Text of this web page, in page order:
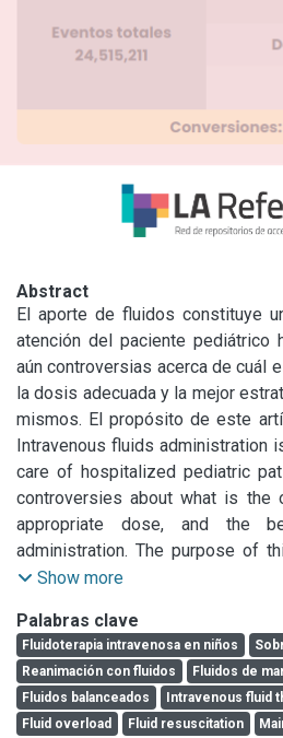
Abstract
El aporte de fluidos constituye
atención del paciente pediátrico
aún controversias acerca de cuál
la dosis adecuada y la mejor
mismos. El propósito de este
brindar al médico que se
áreas de la internación
terapéuticos que lo ayuden
pacientes que por diversos
administración de fluidos
de utilizar cristaloides en la
isotónicas balanceadas para la
y el aporte de fluidos de
dosis y a la estrategia, es
de un enfoque más restrictivo en
Intravenous fluids administration
care of hospitalized pediatric
controversies about what is the
appropriate dose, and the
administration. The purpose of
provide the physicians who
approaches that help them in the
diverse reasons require
fluids. The recommendation
resuscitation is almost uniform.
Show more
Palabras clave
Fluidoterapia intravenosa en niños
Reanimación con fluidos
Fluidos de
Fluidos balanceados
Intravenous fluid
Fluid overload
Fluid resuscitation